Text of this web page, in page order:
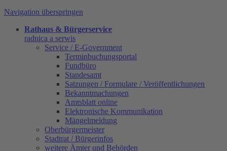
Navigation überspringen
Rathaus & Bürgerservice
radnica a serwis
Service / E-Government
Terminbuchungsportal
Fundbüro
Standesamt
Satzungen / Formulare / Veröffentlichungen
Bekanntmachungen
Amtsblatt online
Elektronische Kommunikation
Mängelmeldung
Oberbürgermeister
Stadtrat / Bürgerinfos
weitere Ämter und Behörden